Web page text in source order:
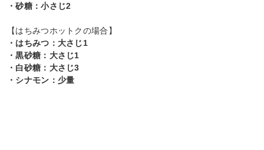
・砂糖：小さじ2
【はちみつホットクの場合】
・はちみつ：大さじ1
・黒砂糖：大さじ1
・白砂糖：大さじ3
・シナモン：少量